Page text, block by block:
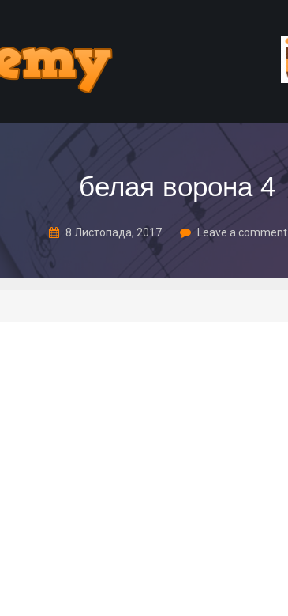
белая ворона 4
8 Листопада, 2017 Leave a comment